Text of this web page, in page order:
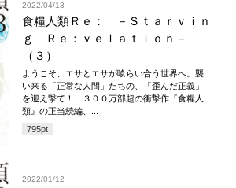
2022/04/13
食糧人類Ｒｅ： －Ｓｔａｒｖｉｎ
ｇ Ｒｅ：ｖｅｌａｔｉｏｎ－
（３）
ようこそ、エサとエサが喰らい合う世界へ。襲
い来る「正常な人間」たちの、「歪んだ正義」
を迎え撃て！ ３００万部超の衝撃作『食糧人
類』の正当続編、...
795pt
2022/01/12